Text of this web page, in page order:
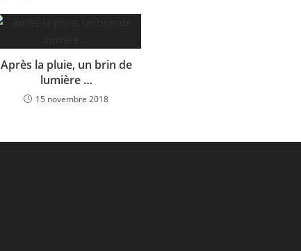
Après la pluie, un brin de
lumière …
15 novembre 2018